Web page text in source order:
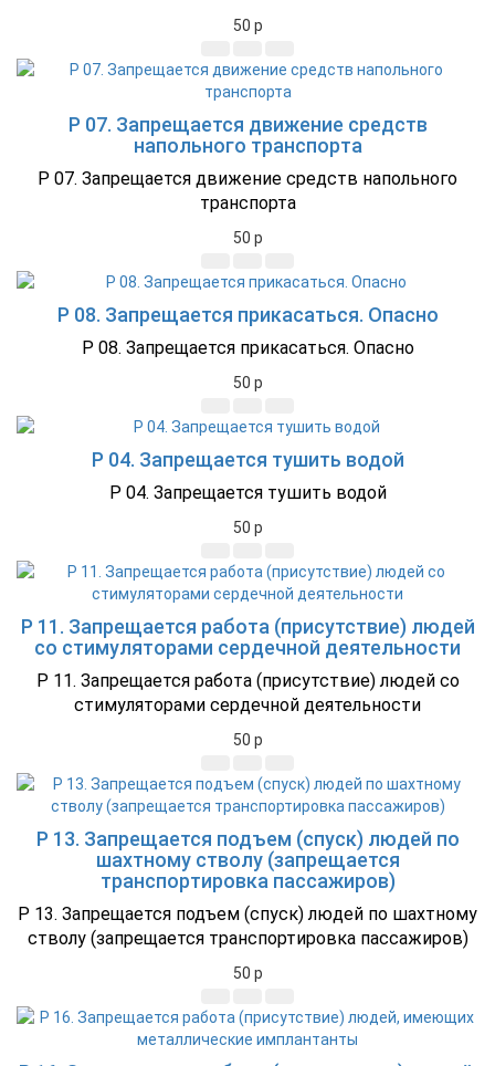
50 p
P 07. Запрещается движение средств
напольного транспорта
P 07. Запрещается движение средств напольного
транспорта
50 p
P 08. Запрещается прикасаться. Опасно
P 08. Запрещается прикасаться. Опасно
50 p
P 04. Запрещается тушить водой
P 04. Запрещается тушить водой
50 p
P 11. Запрещается работа (присутствие) людей
со стимуляторами сердечной деятельности
P 11. Запрещается работа (присутствие) людей со
стимуляторами сердечной деятельности
50 p
P 13. Запрещается подъем (спуск) людей по
шахтному стволу (запрещается
транспортировка пассажиров)
P 13. Запрещается подъем (спуск) людей по шахтному
стволу (запрещается транспортировка пассажиров)
50 p